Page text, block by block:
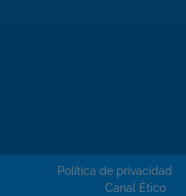
Política de privacidad
Canal Ético